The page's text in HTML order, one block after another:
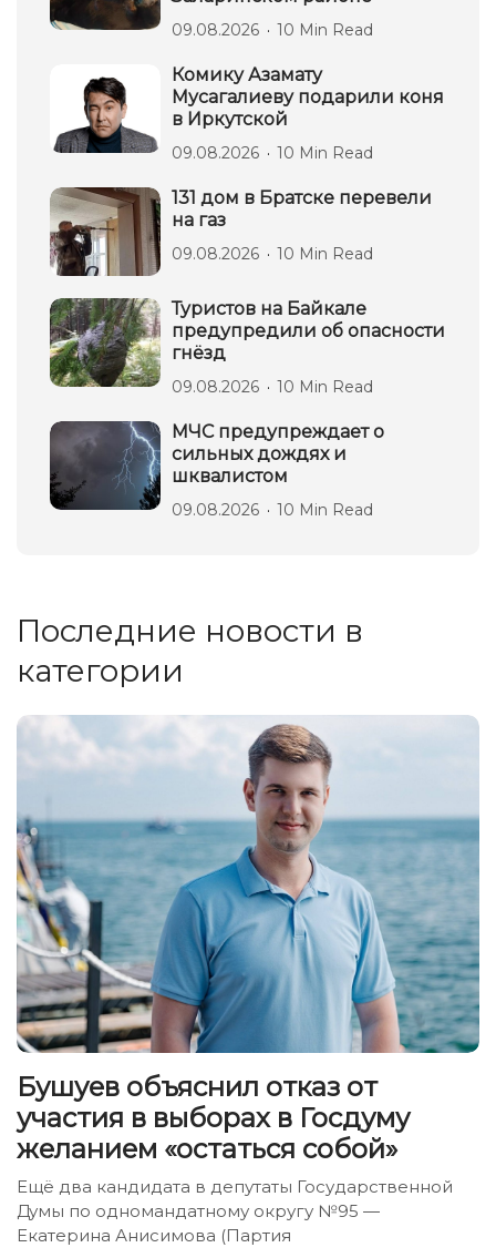
09.08.2026 10 Min Read
Комику Азамату
Мусагалиеву подарили коня
в Иркутской
09.08.2026 10 Min Read
131 дом в Братске перевели
на газ
09.08.2026 10 Min Read
Туристов на Байкале
предупредили об опасности
гнёзд
09.08.2026 10 Min Read
МЧС предупреждает о
сильных дождях и
шквалистом
09.08.2026 10 Min Read
Последние новости в
категории
Бушуев объяснил отказ от
участия в выборах в Госдуму
желанием «остаться собой»
Ещё два кандидата в депутаты Государственной
Думы по одномандатному округу №95 —
Екатерина Анисимова (Партия